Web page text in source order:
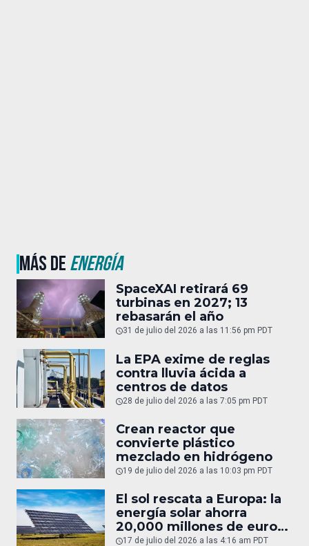
MÁS DEENERGÍA
SpaceXAI retirará 69
turbinas en 2027; 13
rebasarán el año
31 de julio del 2026 a las 11:56 pm PDT
La EPA exime de reglas
contra lluvia ácida a
centros de datos
28 de julio del 2026 a las 7:05 pm PDT
Crean reactor que
convierte plástico
mezclado en hidrógeno
19 de julio del 2026 a las 10:03 pm PDT
El sol rescata a Europa: la
energía solar ahorra
20,000 millones de euros
en gas
17 de julio del 2026 a las 4:16 am PDT